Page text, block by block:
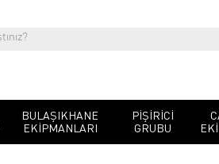
BULAŞIKHANE
EKIPMANLARI
PIŞIRICI
GRUBU